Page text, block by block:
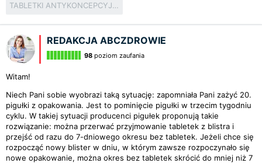
TABLETKI ANTYKONCEPCYJNE
REDAKCJA ABCZDROWIE
98 poziom zaufania
Witam!
Niech Pani sobie wyobrazi taką sytuację: zapomniała Pani zażyć 20.
pigułki z opakowania. Jest to pominięcie pigułki w trzecim tygodniu
cyklu. W takiej sytuacji producenci pigułek proponują takie
rozwiązanie: można przerwać przyjmowanie tabletek z blistra i
przejść od razu do 7-dniowego okresu bez tabletek. Jeżeli chce się
rozpocząć nowy blister w dniu, w którym zawsze rozpoczynało się
nowe opakowanie, można okres bez tabletek skrócić do mniej niż 7